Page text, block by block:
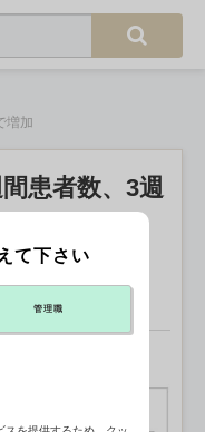
増加
患者数、3週
ポスト
て下さい
管理職